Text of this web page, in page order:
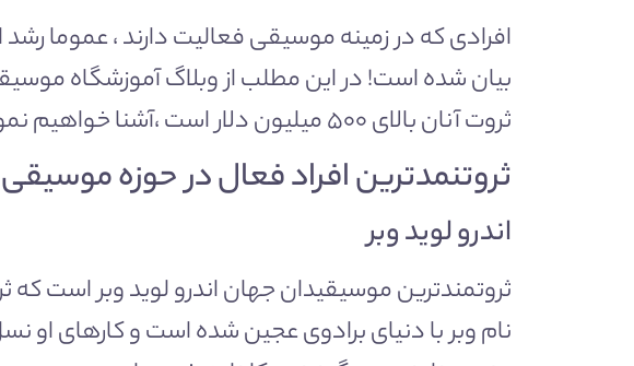
افرادی که در زمینه موسیقی فعالیت دارند ، عموما
بیان شده است! در این مطلب از وبلاگآموزشگاه
ثروت آنان بالای ۵۰۰ میلیون دلار است ،آشنا خواهیم نمود.تا انتهای اسن مطلب با ما هماره باشید!
ثروتنمدترین افراد فعال در حوزه
اندرو لوید وبر
نام وبر با دنیای برادوی عجین شده است و کار‌های